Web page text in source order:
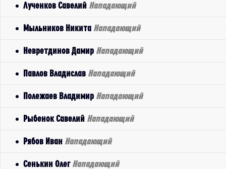
Лученков Савелий Нападающий
Мыльников Никита Нападающий
Невретдинов Дамир Нападающий
Павлов Владислав Нападающий
Полежаев Владимир Нападающий
Рыбенок Савелий Нападающий
Рябов Иван Нападающий
Сенькин Олег Нападающий